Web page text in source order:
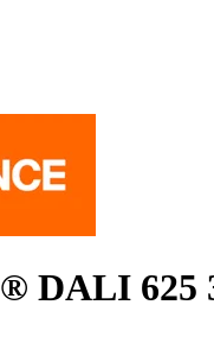
DALI 625